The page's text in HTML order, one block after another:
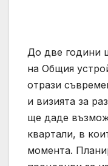
До две години
на Общия
отрази
и визията за
ще даде
квартали, в
момента.